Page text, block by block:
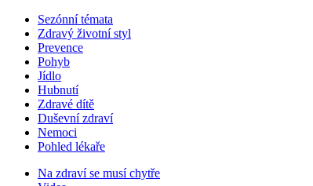
Sezónní témata
Zdravý životní styl
Prevence
Pohyb
Jídlo
Hubnutí
Zdravé dítě
Duševní zdraví
Nemoci
Pohled lékaře
Na zdraví se musí chytře